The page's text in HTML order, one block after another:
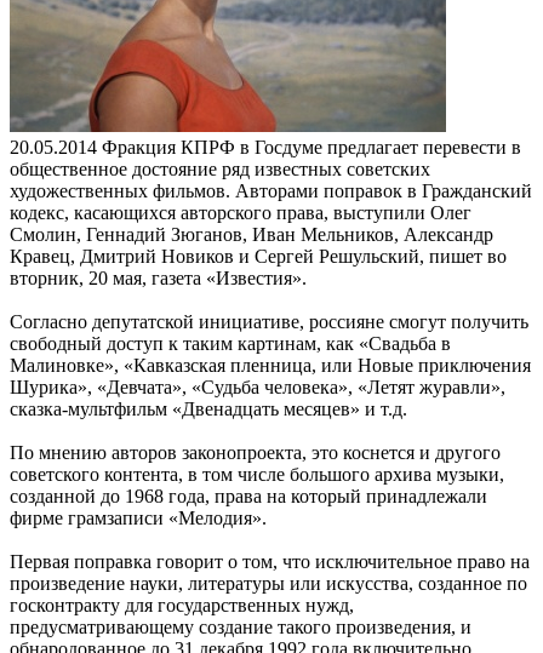
20.05.2014 Фракция КПРФ в Госдуме предлагает перевести в
общественное достояние ряд известных советских
художественных фильмов. Авторами поправок в Гражданский
кодекс, касающихся авторского права, выступили Олег
Смолин, Геннадий Зюганов, Иван Мельников, Александр
Кравец, Дмитрий Новиков и Сергей Решульский, пишет во
вторник, 20 мая, газета «Известия».
Согласно депутатской инициативе, россияне смогут получить
свободный доступ к таким картинам, как «Свадьба в
Малиновке», «Кавказская пленница, или Новые приключения
Шурика», «Девчата», «Судьба человека», «Летят журавли»,
сказка-мультфильм «Двенадцать месяцев» и т.д.
По мнению авторов законопроекта, это коснется и другого
советского контента, в том числе большого архива музыки,
созданной до 1968 года, права на который принадлежали
фирме грамзаписи «Мелодия».
Первая поправка говорит о том, что исключительное право на
произведение науки, литературы или искусства, созданное по
госконтракту для государственных нужд,
предусматривающему создание такого произведения, и
обнародованное до 31 декабря 1992 года включительно,